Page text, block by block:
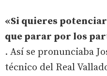
«Si quieres
que parar por los
. Así se pronunciaba
técnico del Real